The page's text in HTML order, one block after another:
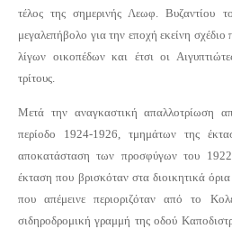
τέλος της σημερινής Λεωφ. Βυζαντίου
μεγαλεπήβολο για την εποχή εκείνη
λίγων οικοπέδων και έτσι οι
τρίτους.
Μετά την αναγκαστική απαλλοτρίωση
περίοδο 1924-1926, τμημάτων της
αποκατάσταση των προσφύγων του
έκταση που βρισκόταν στα διοικητικά
που απέμεινε περιοριζόταν από το
σιδηροδρομική γραμμή της οδού